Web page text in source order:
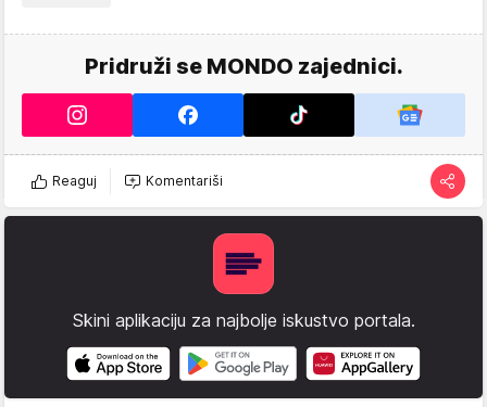
Pridruži se MONDO zajednici.
Reaguj Komentariši
Skini aplikaciju za najbolje iskustvo portala.